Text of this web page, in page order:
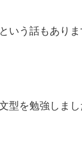
いう話もあり
型を勉強しま